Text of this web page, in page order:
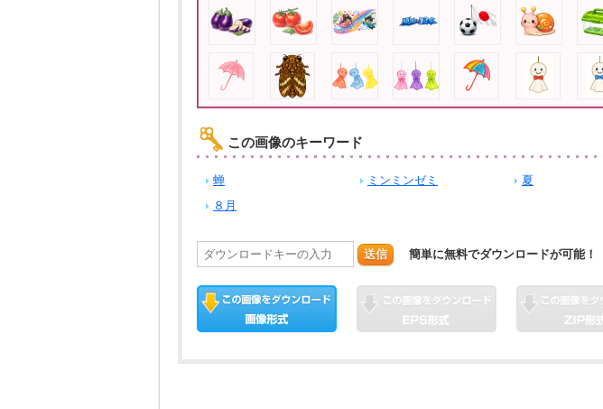
この画像のキーワード
蝉 ミンミンゼミ 夏
８月
送信 簡単に無料でダウンロードが可能！